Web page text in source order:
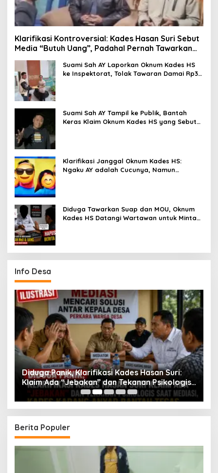
Klarifikasi Kontroversial: Kades Hasan Suri Sebut
Media “Butuh Uang”, Padahal Pernah Tawarkan
Suami Sah AY Laporkan Oknum Kades HS
ke Inspektorat, Tolak Tawaran Damai Rp3
Suami Sah AY Tampil ke Publik, Bantah
Keras Klaim Oknum Kades HS yang Sebut
Klarifikasi Janggal Oknum Kades HS:
Ngaku AY adalah Cucunya, Namun
Diduga Tawarkan Suap dan MOU, Oknum
Kades HS Datangi Wartawan untuk Minta
Info Desa
Diduga Panik, Klarifikasi Kades Hasan Suri:
Klaim Ada “Jebakan” dan Tekanan Psikologis
Saat Mediasi, Kades Karang Anyar Bantah
Tegas
Berita Populer